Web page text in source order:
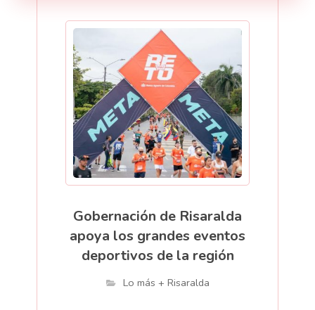
Gobernación de Risaralda
apoya los grandes eventos
deportivos de la región
Lo más + Risaralda